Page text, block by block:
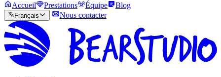
Accueil Prestations Équipe Blog
Français Nous contacter